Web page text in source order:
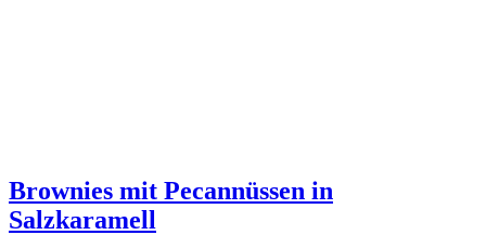
Brownies mit Pecannüssen in
Salzkaramell